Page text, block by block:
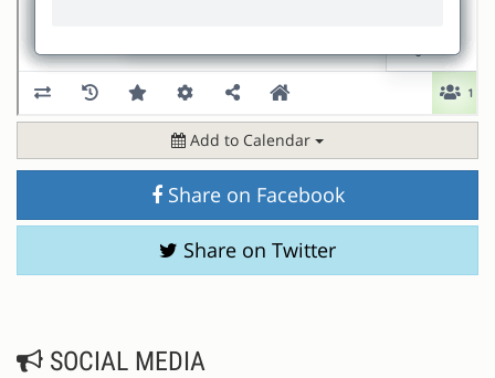
Add to Calendar
Share on Facebook
Share on Twitter
SOCIAL MEDIA